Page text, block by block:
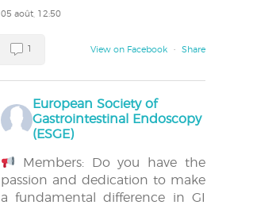
05 août, 12:50
View on Facebook · Share
1
European Society of
Gastrointestinal Endoscopy
(ESGE)
Members: Do you have the
passion and dedication to make
a fundamental difference in GI